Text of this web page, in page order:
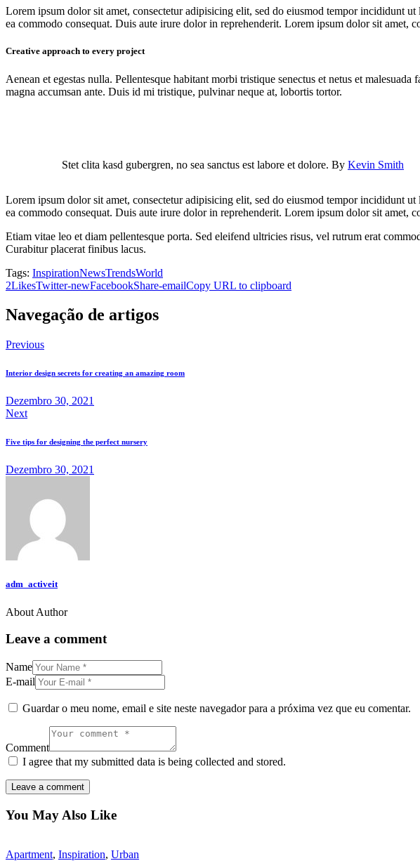
Lorem ipsum dolor sit amet, consectetur adipisicing elit, sed do eiusmod tempor incididunt
ea commodo consequat. Duis aute irure dolor in reprehenderit. Lorem ipsum dolor sit amet,
Creative approach to every project
Aenean et egestas nulla. Pellentesque habitant morbi tristique senectus et netus et
magna accumsan ante. Duis id mi tristique, pulvinar neque at, lobortis tortor.
Stet clita kasd gubergren, no sea sanctus est labore et dolore. By Kevin Smith
Lorem ipsum dolor sit amet, consectetur adipisicing elit, sed do eiusmod tempor incididunt
ea commodo consequat. Duis aute irure dolor in reprehenderit. Lorem ipsum dolor sit amet,
Etiam vitae leo et diam pellentesque porta. Sed eleifend ultricies risus, vel rutrum erat
Curabitur placerat finibus lacus.
Tags: InspirationNewsTrendsWorld
2LikesTwitter-newFacebookShare-emailCopy URL to clipboard
Navegação de artigos
Previous
Interior design secrets for creating an amazing room
Dezembro 30, 2021
Next
Five tips for designing the perfect nursery
Dezembro 30, 2021
adm_activeit
About Author
Leave a comment
Name
E-mail
Guardar o meu nome, email e site neste navegador para a próxima vez que eu comentar.
Comment
I agree that my submitted data is being collected and stored.
You May Also Like
Apartment, Inspiration, Urban